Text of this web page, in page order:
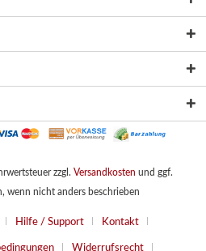
zzgl. Versandkosten und ggf.
wenn nicht anders beschrieben
Hilfe / Support Kontakt
Widerrufsrecht